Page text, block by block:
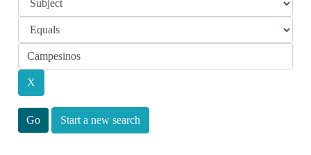
Start a new search